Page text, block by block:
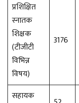
प्रशिक्षित
स्नातक
शिक्षक
(टीजीटी
विभिन्न
विषय)
3176
सहायक